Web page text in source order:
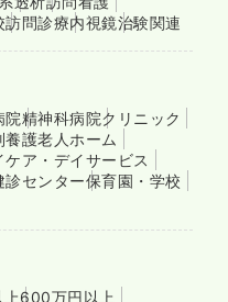
訪問診療内視鏡治験関連
院精神科病院クリニック
養護老人ホーム
ケア・デイサービス
診センター保育園・学校
600万円以上